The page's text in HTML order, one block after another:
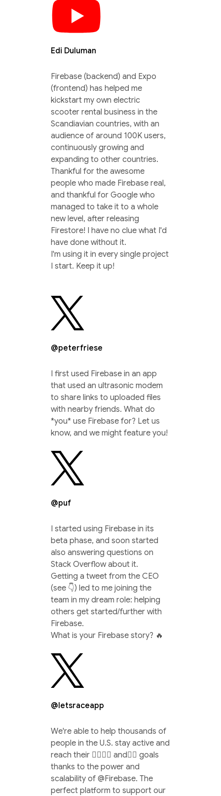
Edi Duluman
Firebase (backend) and Expo
(frontend) has helped me
kickstart my own electric
scooter rental business in the
Scandiavian countries, with an
audience of around 100K users,
continuously growing and
expanding to other countries.
Thankful for the awesome
people who made Firebase real,
and thankful for Google who
managed to take it to a whole
new level, after releasing
Firestore! I have no clue what I'd
have done without it.
I'm using it in every single project
I start. Keep it up!
@peterfriese
I first used Firebase in an app
that used an ultrasonic modem
to share links to uploaded files
with nearby friends. What do
*you* use Firebase for? Let us
know, and we might feature you!
@puf
I started using Firebase in its
beta phase, and soon started
also answering questions on
Stack Overflow about it.
Getting a tweet from the CEO
(see 👇) led to me joining the
team in my dream role: helping
others get started/further with
Firebase.
What is your Firebase story? 🔥
@letsraceapp
We're able to help thousands of
people in the U.S. stay active and
reach their 🏃‍♀️🚴‍♂️ and🏊‍♀️ goals
thanks to the power and
scalability of @Firebase. The
perfect platform to support our